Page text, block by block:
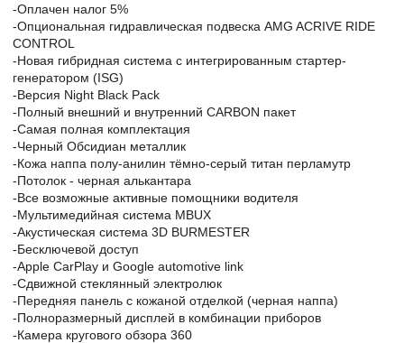
-Оплачен налог 5%
-Опциональная гидравлическая подвеска AMG ACRIVE RIDE
CONTROL
-Новая гибридная система с интегрированным стартер-
генератором (ISG)
-Версия Night Black Pack
-Полный внешний и внутренний CARBON пакет
-Самая полная комплектация
-Черный Обсидиан металлик
-Кожа наппа полу-анилин тёмно-серый титан перламутр
-Потолок - черная алькантара
-Все возможные активные помощники водителя
-Мультимедийная система MBUX
-Акустическая система 3D BURMESTER
-Бесключевой доступ
-Apple CarPlay и Google automotive link
-Сдвижной стеклянный электролюк
-Передняя панель с кожаной отделкой (черная наппа)
-Полноразмерный дисплей в комбинации приборов
-Камера кругового обзора 360